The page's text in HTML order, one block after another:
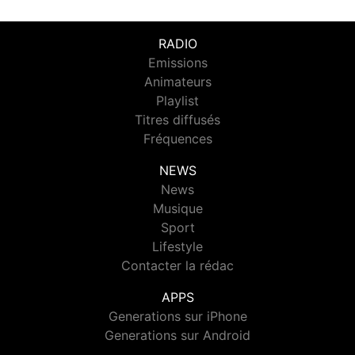
RADIO
Emissions
Animateurs
Playlist
Titres diffusés
Fréquences
NEWS
News
Musique
Sport
Lifestyle
Contacter la rédac
APPS
Generations sur iPhone
Generations sur Android